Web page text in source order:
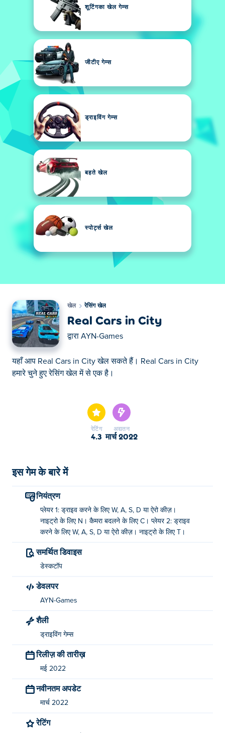
शूटिंगका खेल गेम्स
जीटीए गेम्स
ड्राइविंग गेम्स
बहते खेल
स्पोर्ट्स खेल
खेल रेसिंग खेल
Real Cars in City
द्वारा AYN-Games
यहाँ आप Real Cars in City खेल सकते हैं। Real Cars in City
हमारे चुने हुए रेसिंग खेल में से एक है।
रेटिंग
4.3
अद्यतन
मार्च 2022
इस गेम के बारे में
नियंत्रण
प्लेयर 1: ड्राइव करने के लिए W, A, S, D या ऐरो कीज़।
नाइट्रो के लिए N। कैमरा बदलने के लिए C। प्लेयर 2: ड्राइव
करने के लिए W, A, S, D या ऐरो कीज़। नाइट्रो के लिए T।
समर्थित डिवाइस
डेस्कटॉप
डेवलपर
AYN-Games
शैली
ड्राइविंग गेम्स
रिलीज़ की तारीख़
मई 2022
नवीनतम अपडेट
मार्च 2022
रेटिंग